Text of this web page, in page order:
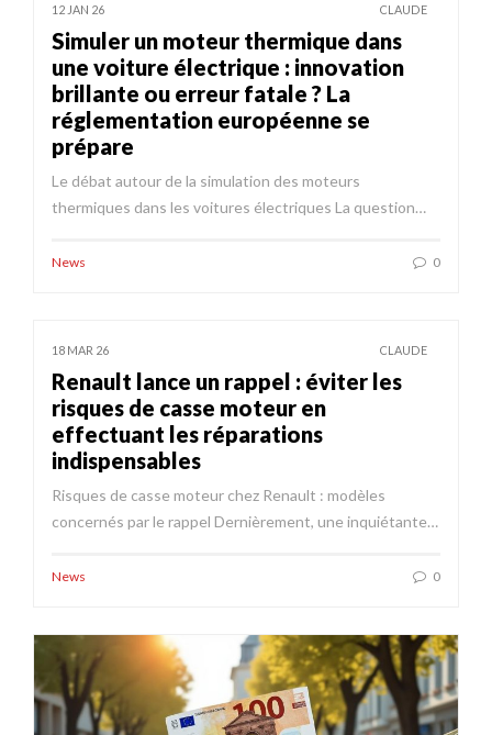
12 JAN 26 CLAUDE
Simuler un moteur thermique dans
une voiture électrique : innovation
brillante ou erreur fatale ? La
réglementation européenne se
prépare
Le débat autour de la simulation des moteurs
thermiques dans les voitures électriques La question…
News 0
18 MAR 26 CLAUDE
Renault lance un rappel : éviter les
risques de casse moteur en
effectuant les réparations
indispensables
Risques de casse moteur chez Renault : modèles
concernés par le rappel Dernièrement, une inquiétante…
News 0